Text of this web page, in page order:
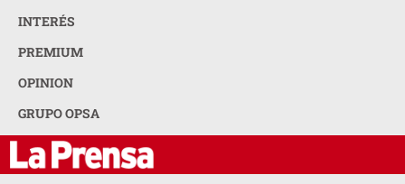
INTERÉS
PREMIUM
OPINION
GRUPO OPSA